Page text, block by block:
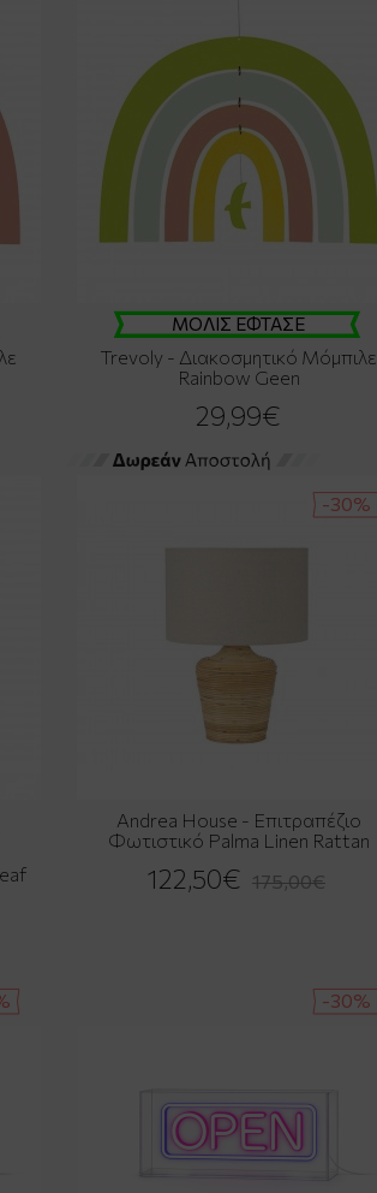
ΜΟΛΙΣ ΕΦΤΑΣΕ
Trevoly - Διακοσμητικό Μόμπιλε
Rainbow Geen
29,99€
-30%
Andrea House - Επιτραπέζιο
Φωτιστικό Palma Linen Rattan
122,50€ 175,00€
-30%